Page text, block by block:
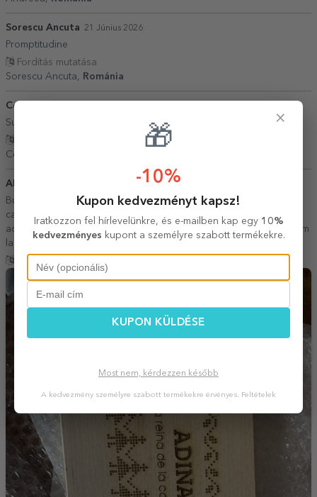
Sorescu Ancuta 21 Június 2026
Promptitudine
Fordítás mutatása
Sorescu Ancuta,
Románia
Constantinescu Flori
Sunteti foarte buni.
Constantinescu Flori,
ADM
Bună ziua,am tot revenit la dvs cu diferite comenzi, felicit echipa
care realizeaza aceste personalizări, sunt foarte încântată și de
aceasta comandă, am avut 3 căni și un tocător 👏🏻și... ne revedem
la următoarea comandă😁🙏🏼mult succes în continuare!
×
🎁
-10%
Kupon kedvezményt kapsz!
Iratkozzon fel hírlevelünkre, és e-mailben kap egy 10%
kedvezményes kupont a személyre szabott termékekre.
KUPON KÜLDÉSE
Most nem, kérdezzen később
A kedvezmény személyre szabott termékekre érvényes. Feltételek